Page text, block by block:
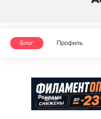
Блог Профиль
Реклама